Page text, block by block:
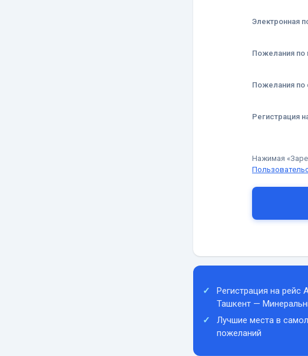
Электронная
Пожелания по
Пожелания по
Регистрация
Нажимая
Регистрация на рейс
Ташкент —
Лучшие места в
пожеланий